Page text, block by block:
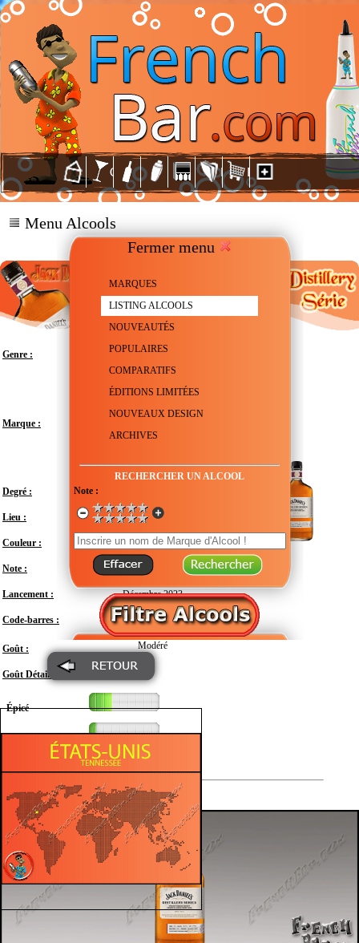
Fermer menu
MARQUES
LISTING ALCOOLS
NOUVEAUTÉS
POPULAIRES
COMPARATIFS
ÉDITIONS LIMITÉES
NOUVEAUX DESIGN
ARCHIVES
RECHERCHER UN ALCOOL
Note :
Menu Alcools
Genre : Whiskey
Marque :
Degré :
Lieu : États-Unis - Tennessee - Lynchburg
Couleur :
Note : En attente de test
Lancement : Décembre 2023
Code-barres : 082184005644
Goût : Modéré
Goût Détail :
Épicé
Sucré